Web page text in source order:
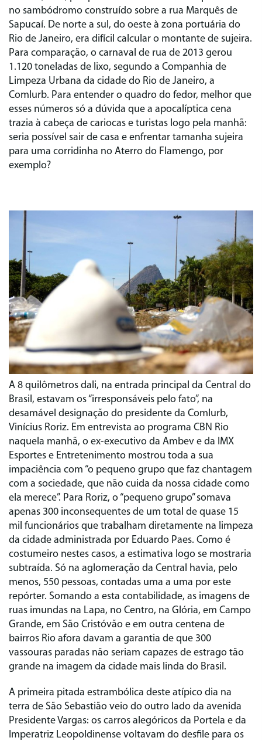
no sambódromo construído sobre a rua Marquês de
Sapucaí. De norte a sul, do oeste à zona portuária do
Rio de Janeiro, era difícil calcular o montante de sujeira.
Para comparação, o carnaval de rua de 2013 gerou
1.120 toneladas de lixo, segundo a Companhia de
Limpeza Urbana da cidade do Rio de Janeiro, a
Comlurb. Para entender o quadro do fedor, melhor que
esses números só a dúvida que a apocalíptica cena
trazia à cabeça de cariocas e turistas logo pela manhã:
seria possível sair de casa e enfrentar tamanha sujeira
para uma corridinha no Aterro do Flamengo, por
exemplo?
A 8 quilômetros dali, na entrada principal da Central do
Brasil, estavam os “irresponsáveis pelo fato”, na
desamável designação do presidente da Comlurb,
Vinícius Roriz. Em entrevista ao programa CBN Rio
naquela manhã, o ex-executivo da Ambev e da IMX
Esportes e Entretenimento mostrou toda a sua
impaciência com “o pequeno grupo que faz chantagem
com a sociedade, que não cuida da nossa cidade como
ela merece”. Para Roriz, o “pequeno grupo” somava
apenas 300 inconsequentes de um total de quase 15
mil funcionários que trabalham diretamente na limpeza
da cidade administrada por Eduardo Paes. Como é
costumeiro nestes casos, a estimativa logo se mostraria
subtraída. Só na aglomeração da Central havia, pelo
menos, 550 pessoas, contadas uma a uma por este
repórter. Somando a esta contabilidade, as imagens de
ruas imundas na Lapa, no Centro, na Glória, em Campo
Grande, em São Cristóvão e em outra centena de
bairros Rio afora davam a garantia de que 300
vassouras paradas não seriam capazes de estrago tão
grande na imagem da cidade mais linda do Brasil.
A primeira pitada estrambólica deste atípico dia na
terra de São Sebastião veio do outro lado da avenida
Presidente Vargas: os carros alegóricos da Portela e da
Imperatriz Leopoldinense voltavam do desfile para os